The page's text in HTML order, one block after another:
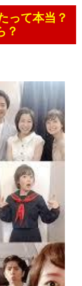
って本当？
？